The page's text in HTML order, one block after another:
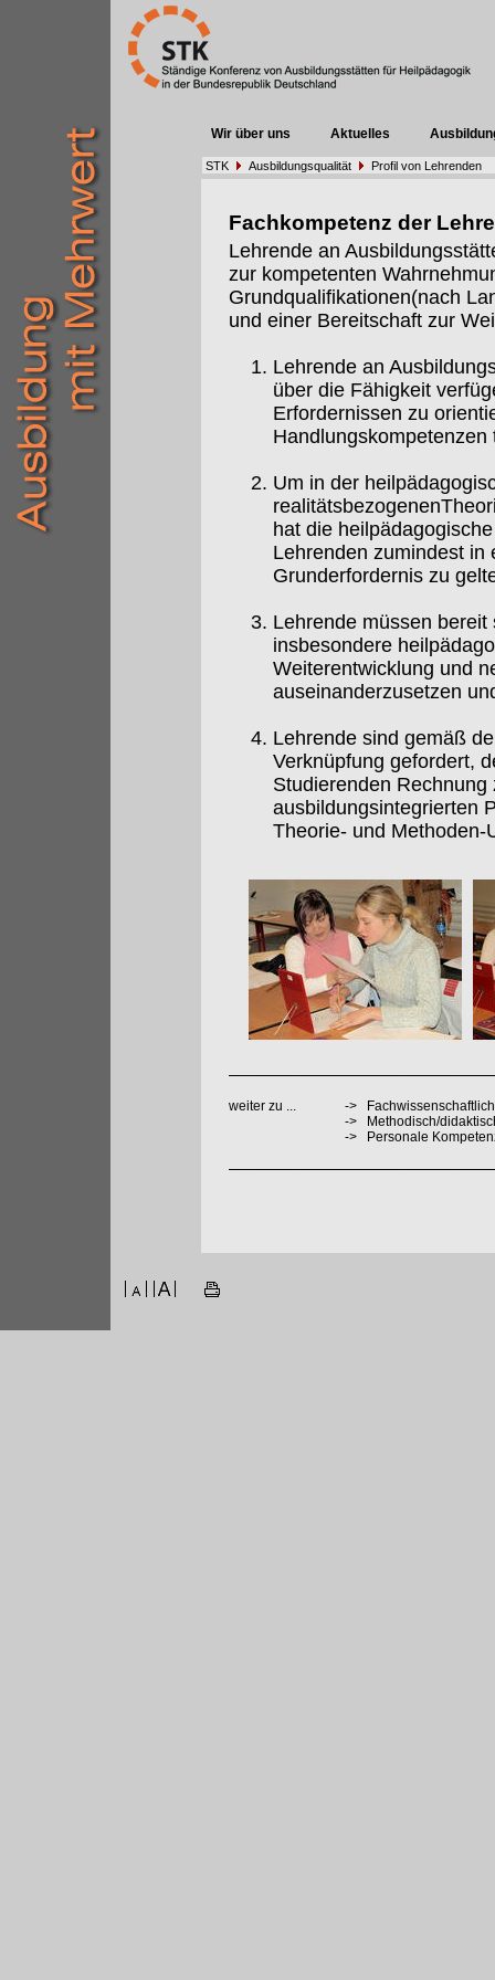
Wir über uns Aktuelles
STK Ausbildungsqualität Profil von Lehrenden
Fachkompetenz der
Lehrende an
zur kompetenten
Grundqualifikationen(nach
und einer Bereitschaft zur
Lehrende an
über die Fähigkeit
Erfordernissen zu
Um in der
hat die
Lehrenden zumindest in
Grunderfordernis zu
Lehrende müssen
insbesondere
Weiterentwicklung und
auseinanderzusetzen
Lehrende sind gemäß
Verknüpfung gefordert,
Studierenden
ausbildungsintegrierten
Theorie- und Methoden-
weiter zu ... ->
->
Methodisch/
->
Personale